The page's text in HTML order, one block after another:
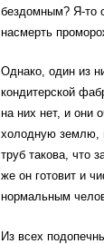
бездомным? Я-то
насмерть
Однако, один из
кондитерской
на них нет, и они
холодную землю,
труб такова, что
же он готовит и
нормальным
Из всех